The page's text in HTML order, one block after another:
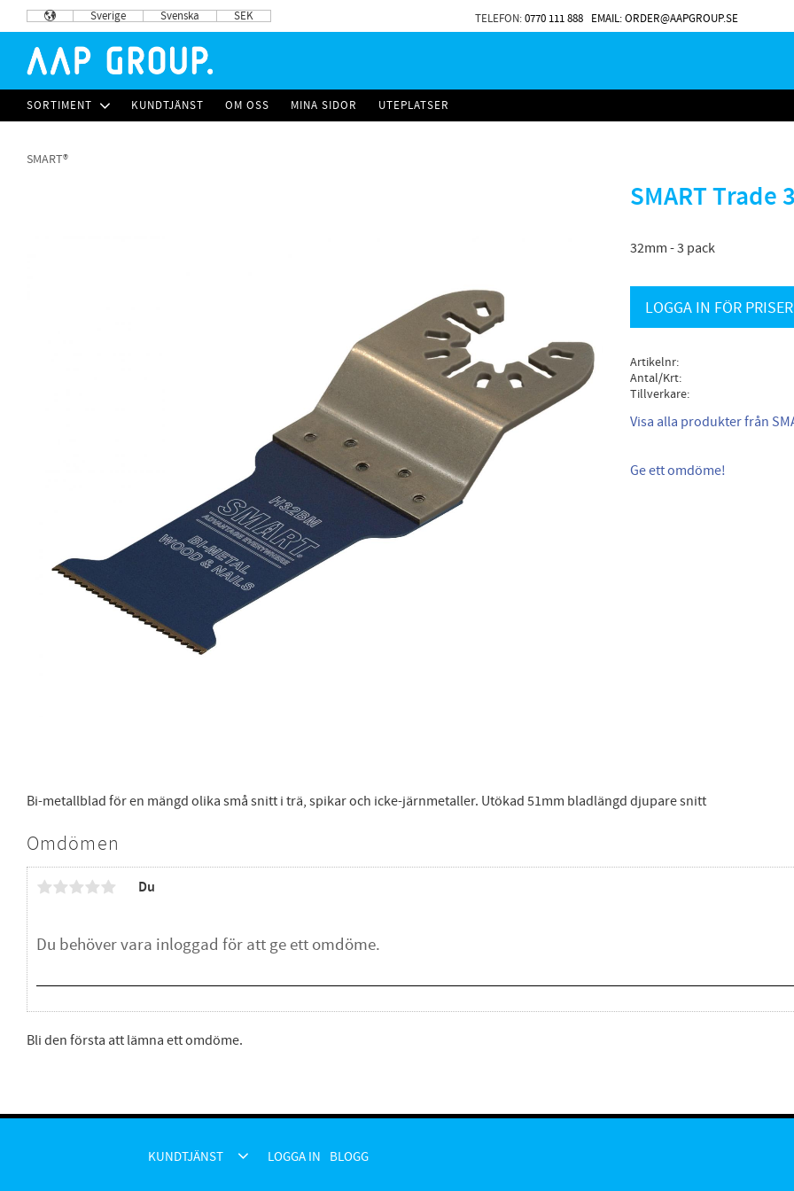
Sverige Svenska SEK TELEFON:0770 111 888 EMAIL: ORDER@AAPGROUP.SE
SORTIMENT KUNDTJÄNST OM OSS MINA SIDOR UTEPLATSER
SMART®
SMART
32mm - 3 pack
LOGGA IN FÖR PRISER
Artikelnr
Antal/Krt
Tillverkare
Visa alla produkter från
Ge ett omdöme!
Bi-metallblad för en mängd olika små snitt i trä, spikar och icke-järnmetaller. Utökad 51mm bladlängd djupare snitt
Omdömen
Du
Bli den första att lämna ett omdöme.
KUNDTJÄNST LOGGA IN BLOGG